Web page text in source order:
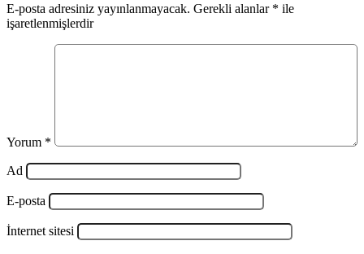
E-posta adresiniz yayınlanmayacak. Gerekli alanlar * ile
işaretlenmişlerdir
Yorum *
Ad
E-posta
İnternet sitesi